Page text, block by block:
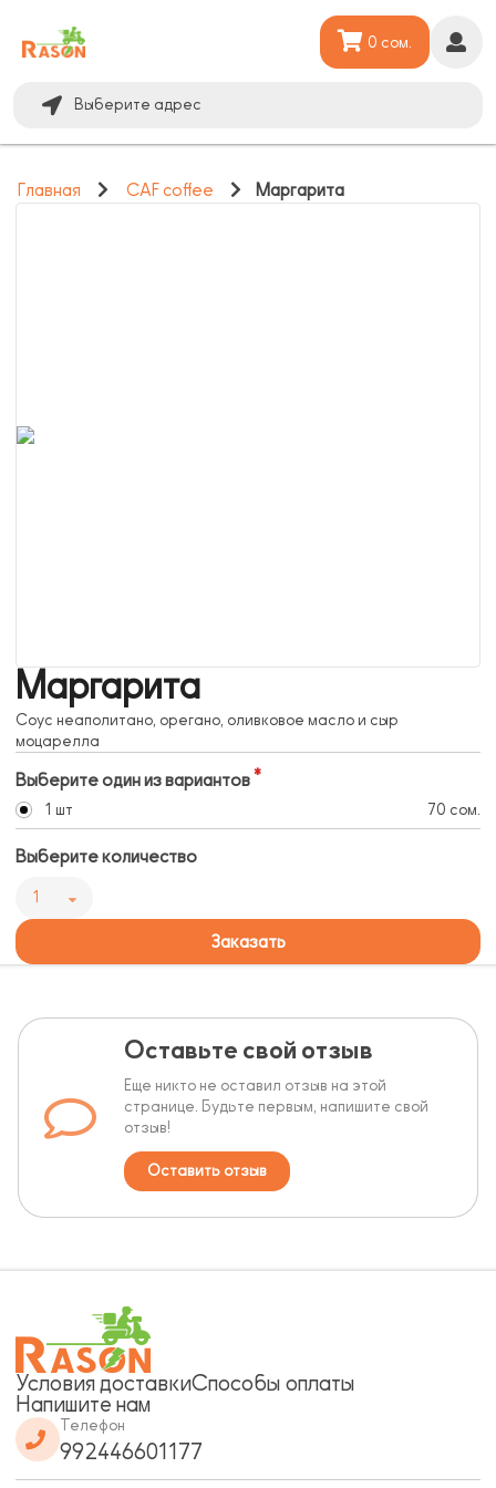
Выберите адрес
0 сом.
Главная CAF coffee Маргарита
Маргарита
Соус неаполитано, орегано, оливковое масло и сыр
моцарелла
Выберите один из вариантов
1 шт 70 сом.
Выберите количество
1
Заказать
Оставьте свой отзыв
Еще никто не оставил отзыв на этой
странице. Будьте первым, напишите свой
отзыв!
Оставить отзыв
Условия доставкиСпособы оплаты
Напишите нам
Телефон
992446601177